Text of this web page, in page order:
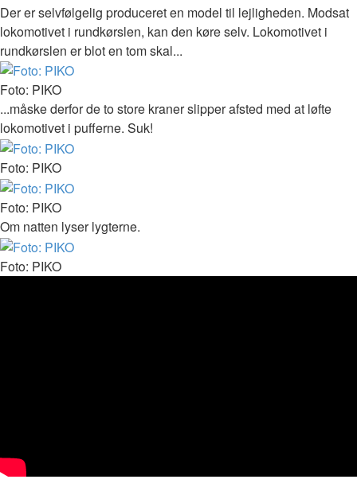
Der er selvfølgelig produceret en model til lejligheden. Modsat
lokomotivet i rundkørslen, kan den køre selv. Lokomotivet i
rundkørslen er blot en tom skal...
Foto: PIKO
...måske derfor de to store kraner slipper afsted med at løfte
lokomotivet i pufferne. Suk!
Foto: PIKO
Foto: PIKO
Om natten lyser lygterne.
Foto: PIKO